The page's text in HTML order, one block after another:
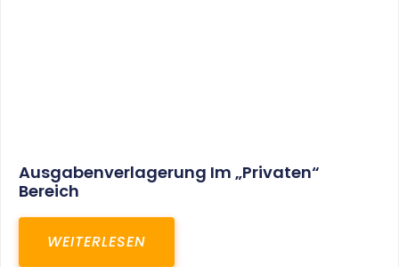
Ausgabenverlagerung Im „privaten“
Bereich
WEITERLESEN